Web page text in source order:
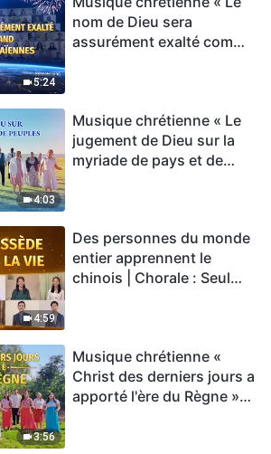
5:24
nom de Dieu sera
assurément exalté comme
2026
4:03
Musique chrétienne « Le
jugement de Dieu sur la
myriade de pays et de
4:59
Des personnes du monde
entier apprennent le
chinois | Chorale : Seul
3:56
Musique chrétienne «
Christ des derniers jours a
apporté l'ère du Règne »